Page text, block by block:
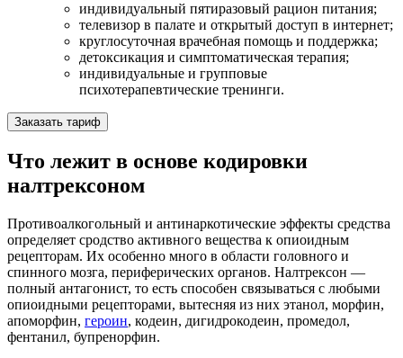
индивидуальный пятиразовый рацион питания;
телевизор в палате и открытый доступ в интернет;
круглосуточная врачебная помощь и поддержка;
детоксикация и симптоматическая терапия;
индивидуальные и групповые
психотерапевтические тренинги.
Заказать тариф
Что лежит в основе кодировки
налтрексоном
Противоалкогольный и антинаркотические эффекты средства
определяет сродство активного вещества к опиоидным
рецепторам. Их особенно много в области головного и
спинного мозга, периферических органов. Налтрексон —
полный антагонист, то есть способен связываться с любыми
опиоидными рецепторами, вытесняя из них этанол, морфин,
апоморфин, героин, кодеин, дигидрокодеин, промедол,
фентанил, бупренорфин.